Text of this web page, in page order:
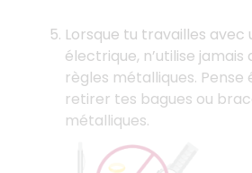
Lorsque tu travailles avec
électrique, n’utilise
règles métalliques.
retirer tes bagues ou
métalliques.